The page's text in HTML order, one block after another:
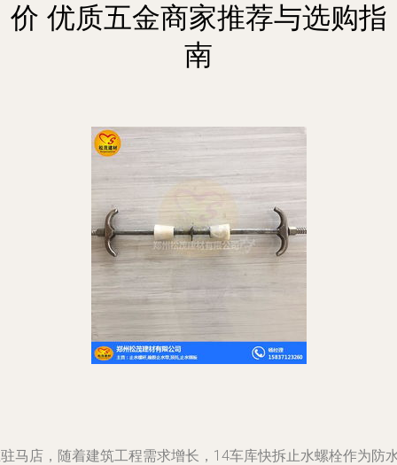
价 优质五金商家推荐与选购指
南
马店，随着建筑工程需求增长，14车库快拆止水螺栓作为防